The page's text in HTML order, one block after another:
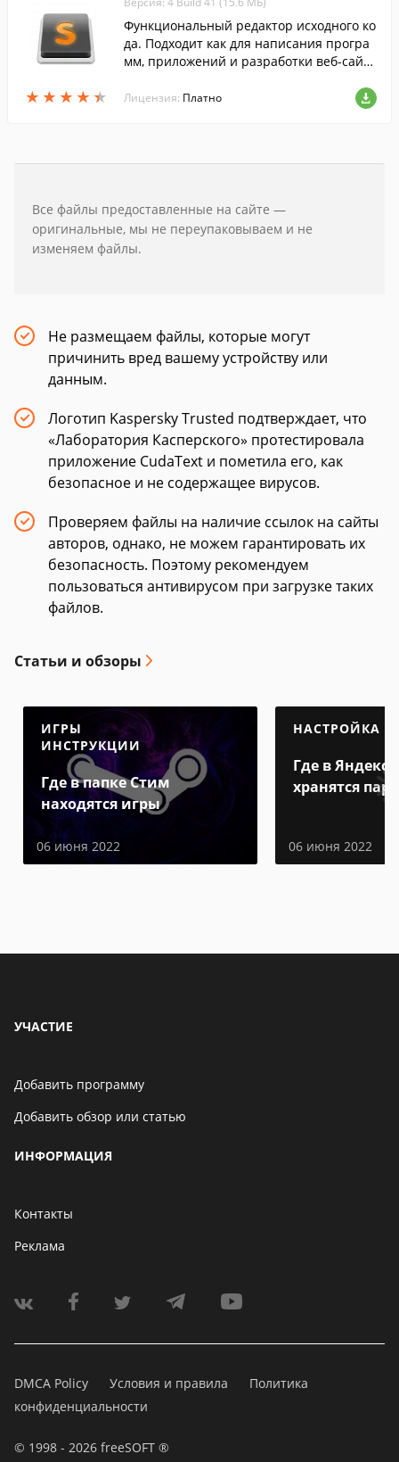
★ ★ ★ ★ ★
★ ★ ★ ★ ★
Функциональный редактор исходного ко
да. Подходит как для написания програ
мм, приложений и разработки веб-сайто
Лицензия: Платно
Все файлы предоставленные на сайте —
оригинальные, мы не переупаковываем и не
изменяем файлы.
Не размещаем файлы, которые могут
причинить вред вашему устройству или
данным.
Логотип Kaspersky Trusted подтверждает, что
«Лаборатория Касперского» протестировала
приложение CudaText и пометила его, как
безопасное и не содержащее вирусов.
Проверяем файлы на наличие ссылок на сайты
авторов, однако, не можем гарантировать их
безопасность. Поэтому рекомендуем
пользоваться антивирусом при загрузке таких
файлов.
Статьи и обзоры
ИГРЫ
ИНСТРУКЦИИ
Где в папке Стим
находятся игры
06 июня 2022
НАСТРОЙКА
Где в Яндекс
хранятся
06 июня 2022
УЧАСТИЕ
Добавить программу
Добавить обзор или статью
ИНФОРМАЦИЯ
Контакты
Реклама
DMCA Policy Условия и правила
Политика
конфиденциальности
© 1998 - 2026 freeSOFT ®